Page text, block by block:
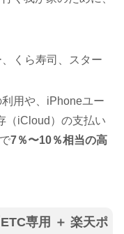
くら寿司、スター
用や、iPhoneユー
（iCloud）の支払い
7％〜10％相当の高
専用 ＋ 楽天ポ